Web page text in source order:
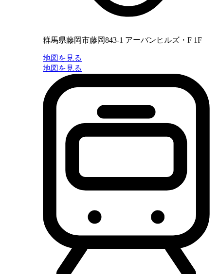
群馬県藤岡市藤岡843-1 アーバンヒルズ・F 1F
地図を見る
地図を見る